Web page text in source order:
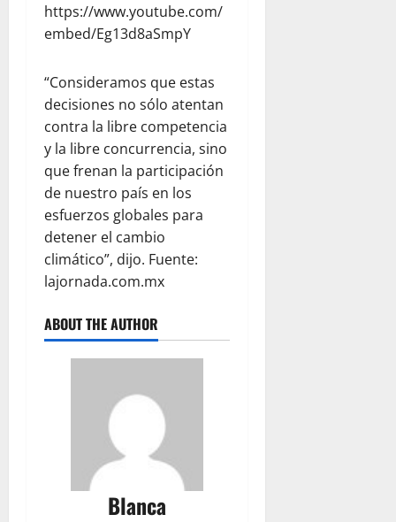
https://www.youtube.com/
embed/Eg13d8aSmpY
“Consideramos que estas
decisiones no sólo atentan
contra la libre competencia
y la libre concurrencia, sino
que frenan la participación
de nuestro país en los
esfuerzos globales para
detener el cambio
climático”, dijo. Fuente:
lajornada.com.mx
ABOUT THE AUTHOR
Blanca